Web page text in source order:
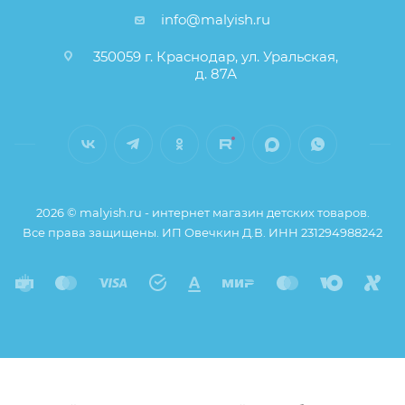
info@malyish.ru
350059 г. Краснодар, ул. Уральская,
д. 87А
2026 © malyish.ru - интернет магазин детских товаров.
Все права защищены. ИП Овечкин Д.В. ИНН 231294988242